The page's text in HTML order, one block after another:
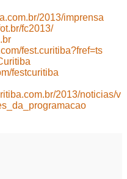
2013/imprensa
fc2013/
fest.curitiba?fref=ts
festcuritiba
2013/noticias/v